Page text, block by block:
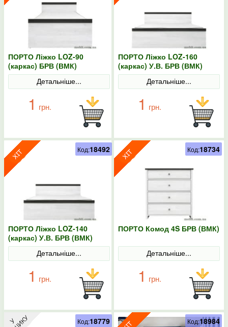
ПОРТО Ліжко LOZ-90
(каркас) БРВ (ВМК)
Детальніше...
1 грн.
ПОРТО Ліжко LOZ-160
(каркас) У.В. БРВ (ВМК)
Детальніше...
1 грн.
ПОРТО Ліжко LOZ-140
(каркас) У.В. БРВ (ВМК)
Детальніше...
1 грн.
Код:18492
ПОРТО Комод 4S БРВ (ВМК)
Детальніше...
1 грн.
Код:18734
Код:18779 Код:18984